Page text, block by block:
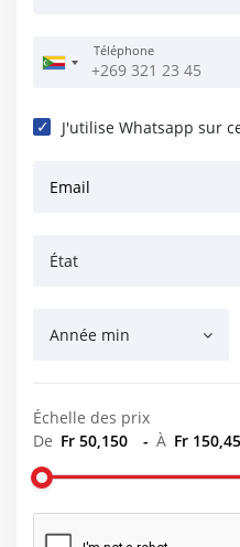
Téléphone
J'utilise Whatsapp sur
Email
État
Année min
Échelle des prix
De Fr 50,150 - À Fr